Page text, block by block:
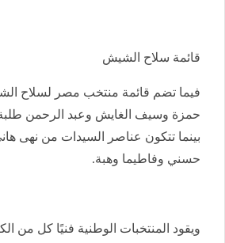
قائمة سلاح الشيش
فيما تضم قائمة منتخب مصر لسلاح
حمزة وسيف الغايش وعبد الرحمن
بينما تتكون عناصر السيدات من نهى
حسني وفاطيما وهبة.
ويقود المنتخبات الوطنية فنيًا كل من